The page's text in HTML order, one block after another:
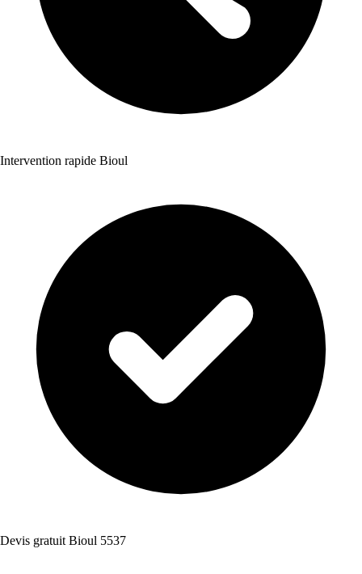
Intervention rapide Bioul
Devis gratuit Bioul 5537